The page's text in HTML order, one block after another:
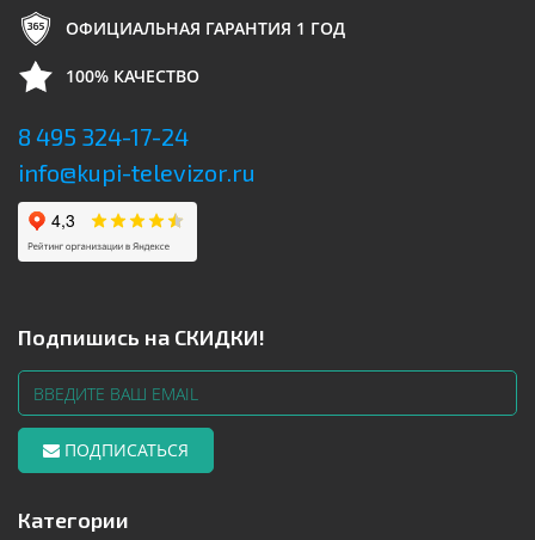
ОФИЦИАЛЬНАЯ ГАРАНТИЯ 1 ГОД
100% КАЧЕСТВО
8 495 324-17-24
info@kupi-televizor.ru
Подпишись на СКИДКИ!
ПОДПИСАТЬСЯ
Категории